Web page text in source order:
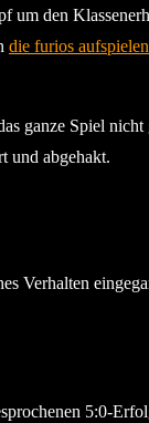
den
die furios
ganze Spiel
und abgehakt.
Verhalten
5:0-